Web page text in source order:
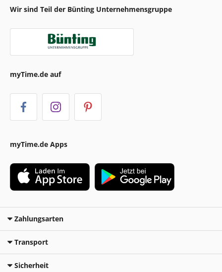
Wir sind Teil der Bünting Unternehmensgruppe
myTime.de auf
myTime.de Apps
Zahlungsarten
Transport
Sicherheit